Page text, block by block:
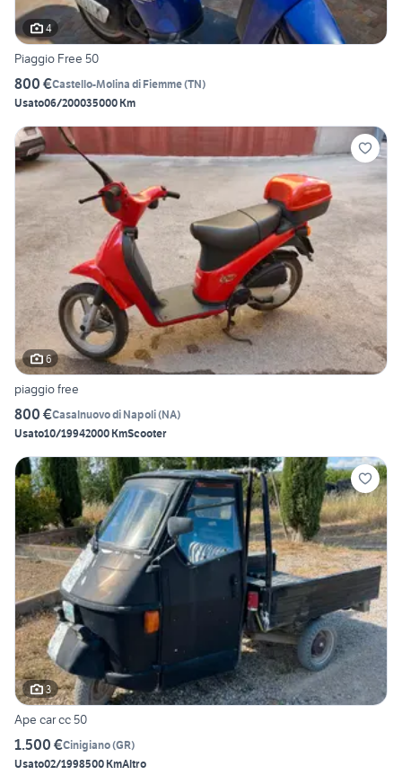
4
Piaggio Free 50
800 €Castello-Molina di Fiemme(TN)
Usato06/200035000 Km
6
piaggio free
800 €Casalnuovo di Napoli(NA)
Usato10/19942000 KmScooter
3
Ape car cc 50
1.500 €Cinigiano(GR)
Usato02/1998500 KmAltro